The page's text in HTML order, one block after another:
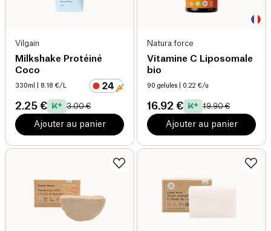
Vilgain
Milkshake Protéiné
Coco
330ml | 8.18 €/L
2.25 € 3.00 €
Ajouter au panier
Natura force
Vitamine C Liposomale
bio
90 gelules | 0.22 €/u
16.92 € 19.90 €
Ajouter au panier